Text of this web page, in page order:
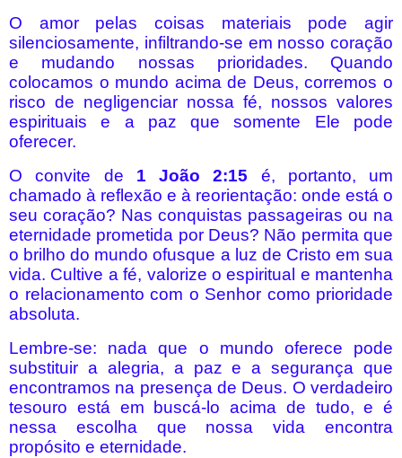
O amor pelas coisas materiais pode agir
silenciosamente, infiltrando-se em nosso coração
e mudando nossas prioridades. Quando
colocamos o mundo acima de Deus, corremos o
risco de negligenciar nossa fé, nossos valores
espirituais e a paz que somente Ele pode
oferecer.
O convite de 1 João 2:15 é, portanto, um
chamado à reflexão e à reorientação: onde está o
seu coração? Nas conquistas passageiras ou na
eternidade prometida por Deus? Não permita que
o brilho do mundo ofusque a luz de Cristo em sua
vida. Cultive a fé, valorize o espiritual e mantenha
o relacionamento com o Senhor como prioridade
absoluta.
Lembre-se: nada que o mundo oferece pode
substituir a alegria, a paz e a segurança que
encontramos na presença de Deus. O verdadeiro
tesouro está em buscá-lo acima de tudo, e é
nessa escolha que nossa vida encontra
propósito e eternidade.